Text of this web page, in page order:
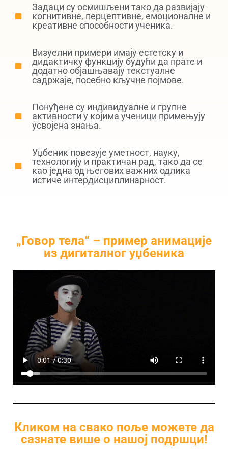
Задаци су осмишљени тако да развијају
когнитивне, перцептивне, емоционалне и
креативне способности ученика.
Визуелни примери имају естетску и
дидактичку функцију будући да прате и
додатно објашњавају текстуалне
садржаје, посебно кључне појмове.
Понуђене су индивидуалне и групне
активности у којима ученици примењују
усвојена знања.
Уџбеник повезује уметност, науку,
технологију и практичан рад, тако да се
као једна од његових важних одлика
истиче интердисциплинарност.
„Говор тела“ – пример анимације
из дигиталног уџбеника
Кликом на свако поље можете да
сазнате више о нашој подршци!